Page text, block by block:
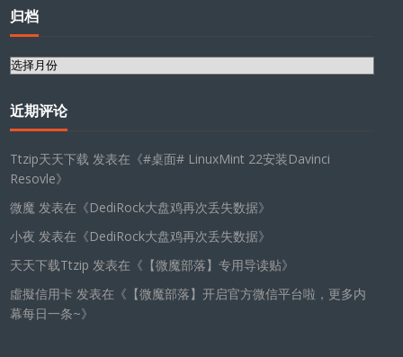
归档
归
近期评论
Ttzip天天下载 发表在《#桌面# LinuxMint 22安装Davinci
Resovle》
微魔 发表在《DediRock大盘鸡再次丢失数据》
小夜 发表在《DediRock大盘鸡再次丢失数据》
天天下载Ttzip 发表在《 【微魔部落】专用导读贴》
虛擬信用卡 发表在《 【微魔部落】开启官方微信平台啦，更多内
幕每日一条~》